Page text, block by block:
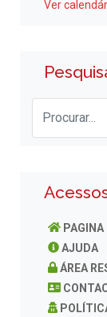
Ver
AJUDA
ÁREA